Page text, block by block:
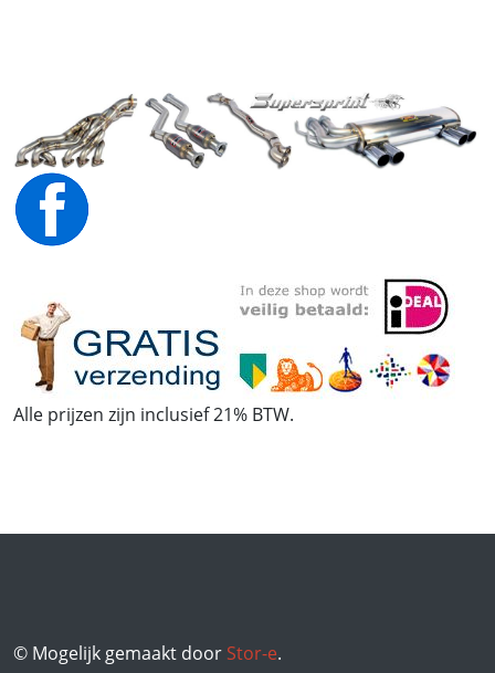
Alle prijzen zijn inclusief 21% BTW.
© Mogelijk gemaakt door Stor-e.